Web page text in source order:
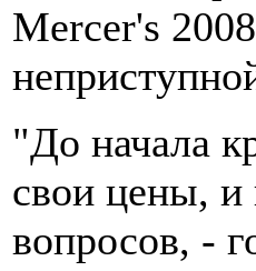
Mercer's
"До начала
свои цены, и
вопросов, -